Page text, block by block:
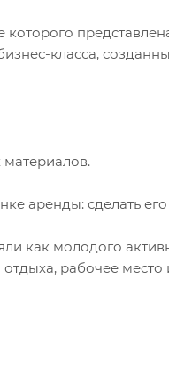
класса,
аренды: сделать
как молодого
отдыха, рабочее